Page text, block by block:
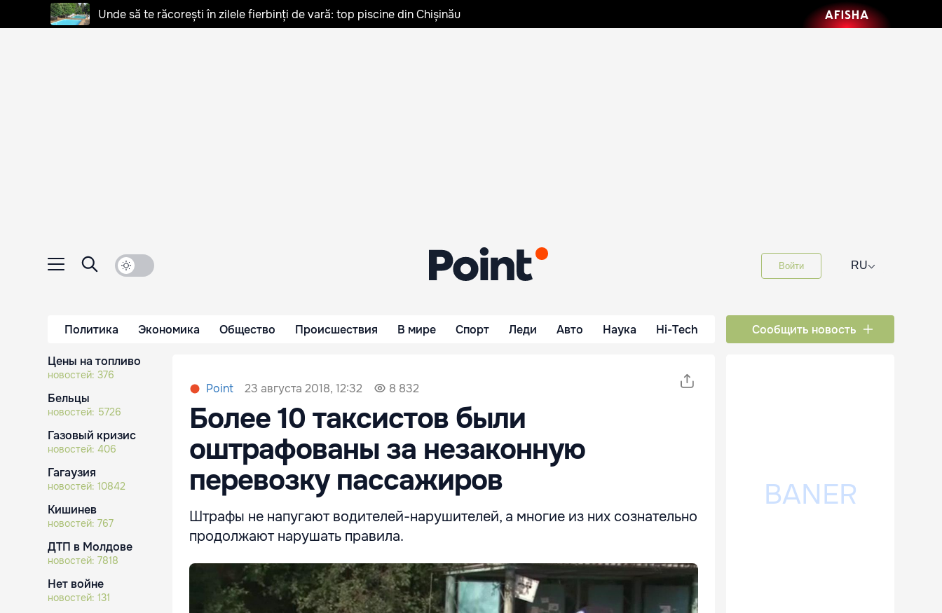
Unde să te răcorești în zilele fierbinți de vară: top piscine din Chișinău
Войти RU⌵
Политика Экономика Общество Происшествия В мире Спорт Леди Авто Наука Hi-Tech Сообщить новость
Цены на топливо
новостей: 376
Бельцы
новостей: 5726
Газовый кризис
новостей: 406
Гагаузия
новостей: 10842
Кишинев
новостей: 767
ДТП в Молдове
новостей: 7818
Нет войне
новостей: 131
Point 23 августа 2018, 12:32 8 832
Более 10 таксистов были
оштрафованы за незаконную
перевозку пассажиров
Штрафы не напугают водителей-нарушителей, а многие из них сознательно
продолжают нарушать правила.